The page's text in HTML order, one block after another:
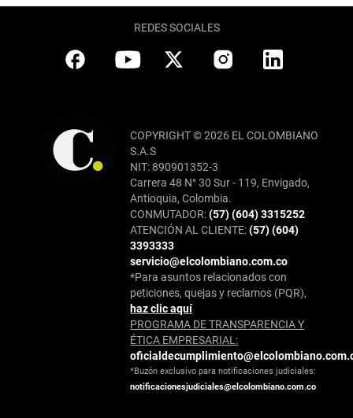
REDES SOCIALES
COPYRIGHT © 2026 EL COLOMBIANO
S.A.S
NIT: 890901352-3
Carrera 48 N° 30 Sur - 119, Envigado,
Antioquia, Colombia.
CONMUTADOR:(57) (604) 3315252
ATENCIÓN AL CLIENTE:(57) (604)
3393333
servicio@elcolombiano.com.co
*Para asuntos relacionados con
peticiones, quejas y reclamos (PQR),
haz clic aquí
PROGRAMA DE TRANSPARENCIA Y
ÉTICA EMPRESARIAL:
*Buzón exclusivo para notificaciones judiciales:
notificacionesjudiciales@elcolombiano.com.co